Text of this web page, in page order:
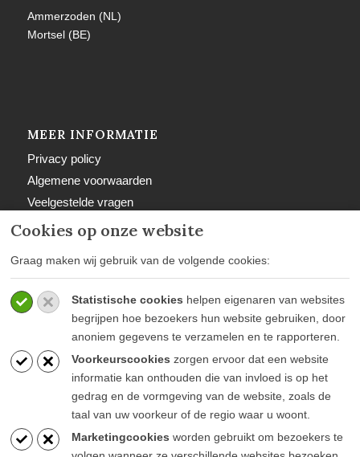
Cookies op onze website
Graag maken wij gebruik van de volgende cookies:
Statistische cookies helpen eigenaren van websites
begrijpen hoe bezoekers hun website gebruiken, door
anoniem gegevens te verzamelen en te rapporteren.
Voorkeurscookies zorgen ervoor dat een website
informatie kan onthouden die van invloed is op het
gedrag en de vormgeving van de website, zoals de
taal van uw voorkeur of de regio waar u woont.
Marketingcookies worden gebruikt om bezoekers te
Ammerzoden (NL)
Mortsel (BE)
MEER INFORMATIE
Privacy policy
Algemene voorwaarden
Veelgestelde vragen
Retourbeleid
BETAALWIJZEN
BLIJF OP DE HOOGTE